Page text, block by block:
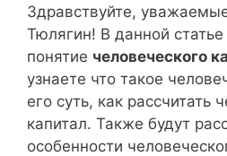
Здравствуйте,
Тюлягин! В данной
понятие человеческого
узнаете что такое
его суть, как рассчитать
капитал. Также будут
особенности